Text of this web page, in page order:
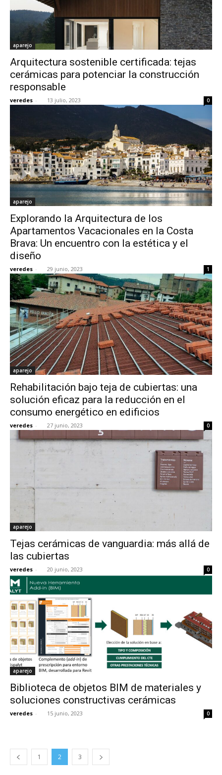
aparejo
Arquitectura sostenible certificada: tejas
cerámicas para potenciar la construcción
responsable
veredes - 13 julio, 2023 0
aparejo
Explorando la Arquitectura de los
Apartamentos Vacacionales en la Costa
Brava: Un encuentro con la estética y el
diseño
veredes - 29 junio, 2023 1
aparejo
Rehabilitación bajo teja de cubiertas: una
solución eficaz para la reducción en el
consumo energético en edificios
veredes - 27 junio, 2023 0
aparejo
Tejas cerámicas de vanguardia: más allá de
las cubiertas
veredes - 20 junio, 2023 0
aparejo
Biblioteca de objetos BIM de materiales y
soluciones constructivas cerámicas
veredes - 15 junio, 2023 0
1 2 3